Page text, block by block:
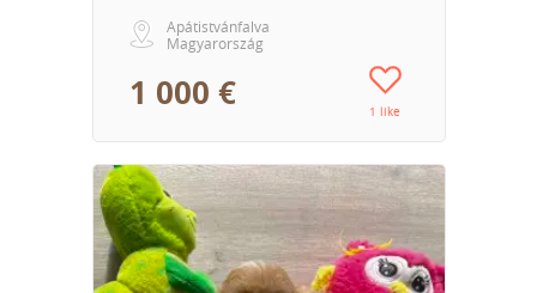
Apátistvánfalva
Magyarország
1 000 € 1 like